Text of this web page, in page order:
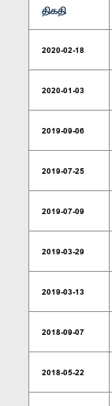
திகதி
2020-02-18
2020-01-03
2019-09-06
2019-07-25
2019-07-09
2019-03-29
2019-03-13
2018-09-07
2018-05-22